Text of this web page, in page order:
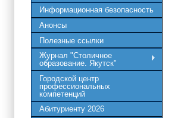
Информационная безопасность
Анонсы
Полезные ссылки
Журнал "Столичное
образование. Якутск"
Городской центр
профессиональных
компетенций
Абитуриенту 2026